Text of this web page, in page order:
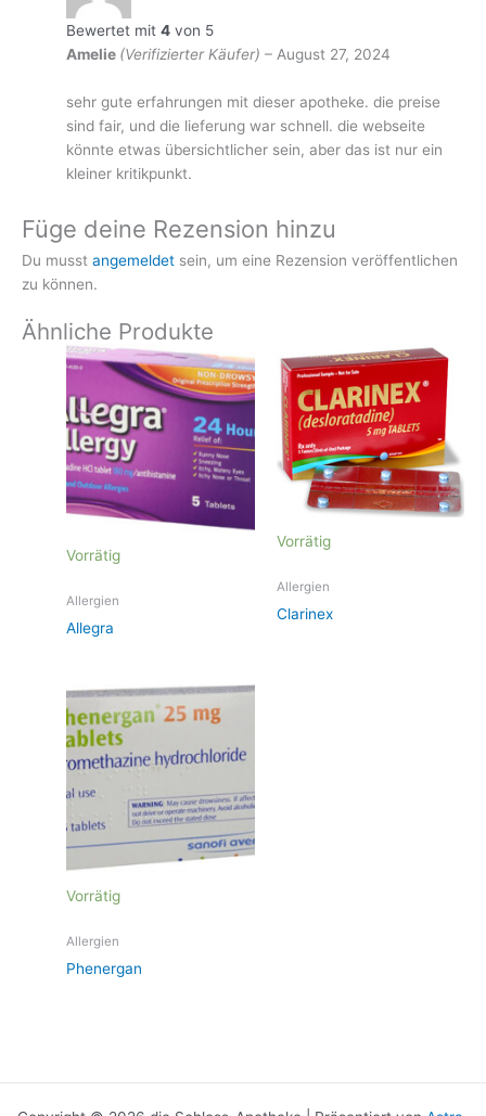
Bewertet mit4 von 5
Amelie (Verifizierter Käufer) – August 27, 2024
sehr gute erfahrungen mit dieser apotheke. die preise
sind fair, und die lieferung war schnell. die webseite
könnte etwas übersichtlicher sein, aber das ist nur ein
kleiner kritikpunkt.
Füge deine Rezension hinzu
Du musst angemeldet sein, um eine Rezension veröffentlichen
zu können.
Ähnliche Produkte
Vorrätig
Allergien
Allegra
Vorrätig
Allergien
Clarinex
Vorrätig
Allergien
Phenergan